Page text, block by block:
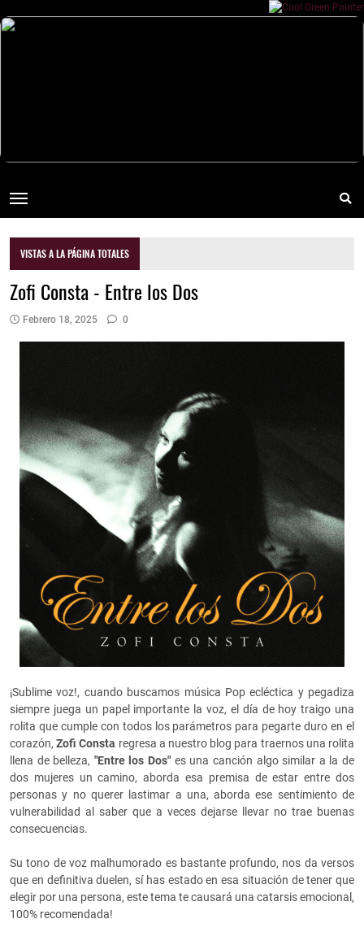
VISTAS A LA PÁGINA TOTALES
Zofi Consta - Entre los Dos
Febrero 18, 2025 0
¡Sublime voz!, cuando buscamos música Pop ecléctica y pegadiza
siempre juega un papel importante la voz, el día de hoy traigo una
rolita que cumple con todos los parámetros para pegarte duro en el
corazón,Zofi Consta regresa a nuestro blog para traernos una rolita
llena de belleza, "Entre los Dos" es una canción algo similar a la de
dos mujeres un camino, aborda esa premisa de estar entre dos
personas y no querer lastimar a una, aborda ese sentimiento de
vulnerabilidad al saber que a veces dejarse llevar no trae buenas
consecuencias.
Su tono de voz malhumorado es bastante profundo, nos da versos
que en definitiva duelen, sí has estado en esa situación de tener que
elegir por una persona, este tema te causará una catarsis emocional,
100% recomendada!